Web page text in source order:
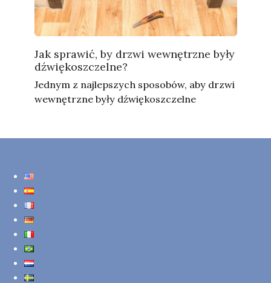
Jak sprawić, by drzwi wewnętrzne były
dźwiękoszczelne?
Jednym z najlepszych sposobów, aby drzwi
wewnętrzne były dźwiękoszczelne